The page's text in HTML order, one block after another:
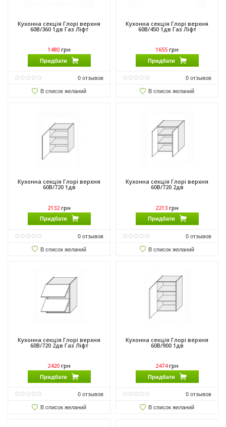
Кухонна секція Глорі верхня
60В/360 1дв Газ Ліфт
1480 грн
Придбати
0отзывов
В список желаний
Кухонна секція Глорі верхня
60В/450 1дв Газ Ліфт
1655 грн
Придбати
0отзывов
В список желаний
Кухонна секція Глорі верхня
60В/720 1дв
2132 грн
Придбати
0отзывов
В список желаний
Кухонна секція Глорі верхня
60В/720 2дв
2213 грн
Придбати
0отзывов
В список желаний
Кухонна секція Глорі верхня
60В/720 2дв Газ Ліфт
2420 грн
Придбати
0отзывов
В список желаний
Кухонна секція Глорі верхня
60В/900 1дв
2474грн
Придбати
0отзывов
В список желаний